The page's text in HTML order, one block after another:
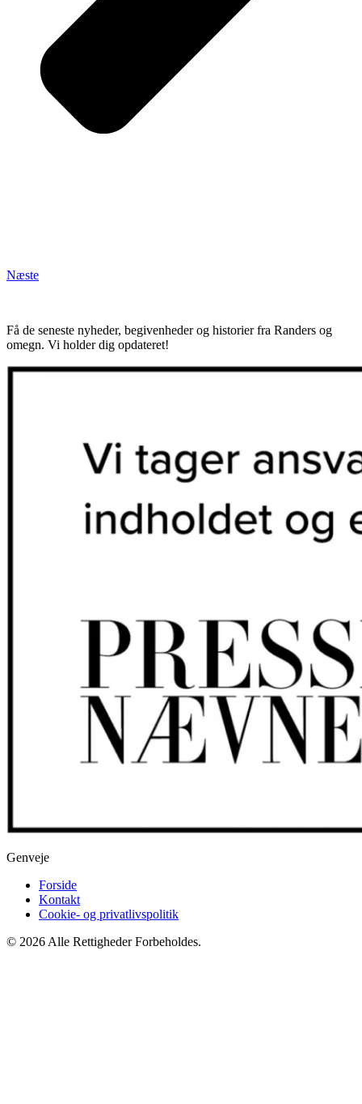
Næste
Få de seneste nyheder, begivenheder og historier fra Randers og
omegn. Vi holder dig opdateret!
Genveje
Forside
Kontakt
Cookie- og privatlivspolitik
© 2026 Alle Rettigheder Forbeholdes.